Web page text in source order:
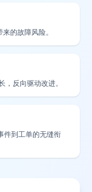
的故障风险。
，反向驱动改进。
件到工单的无缝衔